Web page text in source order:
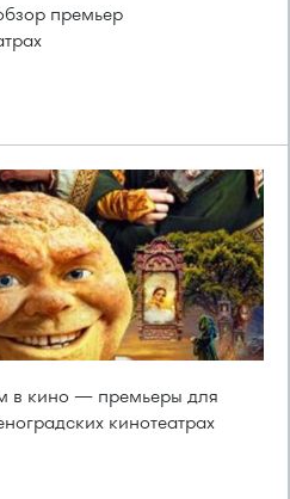
премьер
в кино — премьеры для
кинотеатрах